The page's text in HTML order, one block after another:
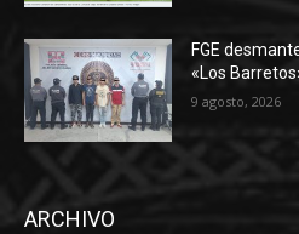
FGE
«Los
9 agosto, 2026
ARCHIVO